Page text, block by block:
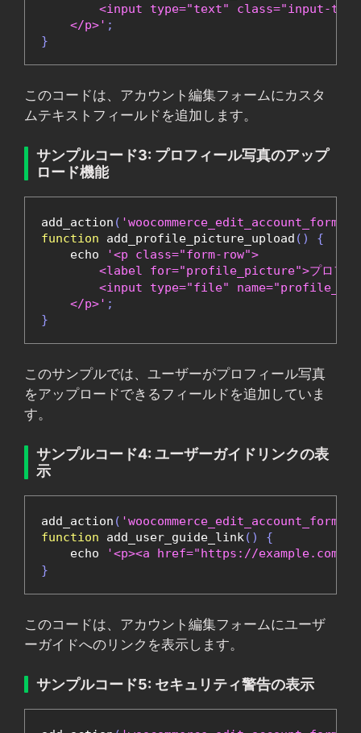
<input type="text" class="input-
    </p>'
;
}
このコードは、アカウント編集フォームにカスタ
ムテキストフィールドを追加します。
サンプルコード3: プロフィール写真のアップ
ロード機能
add_action (
function add_profile_picture_upload ()
{
    echo
'<p class="form-row">
<label for="profile_picture">プロフィ
<input type="file"
    </p>'
;
}
このサンプルでは、ユーザーがプロフィール写真
をアップロードできるフィールドを追加していま
す。
サンプルコード4: ユーザーガイドリンクの表
示
add_action (
function add_user_guide_link ()
{
    echo
'<p><a href="https://example.com/
}
このコードは、アカウント編集フォームにユーザ
ーガイドへのリンクを表示します。
サンプルコード5: セキュリティ警告の表示